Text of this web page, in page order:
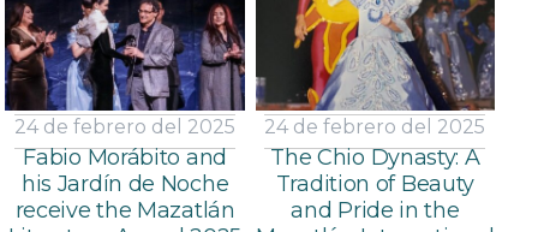
24 de febrero del 2025
Fabio Morábito and
his Jardín de Noche
receive the Mazatlán
24 de febrero del 2025
The Chio Dynasty: A
Tradition of Beauty
and Pride in the